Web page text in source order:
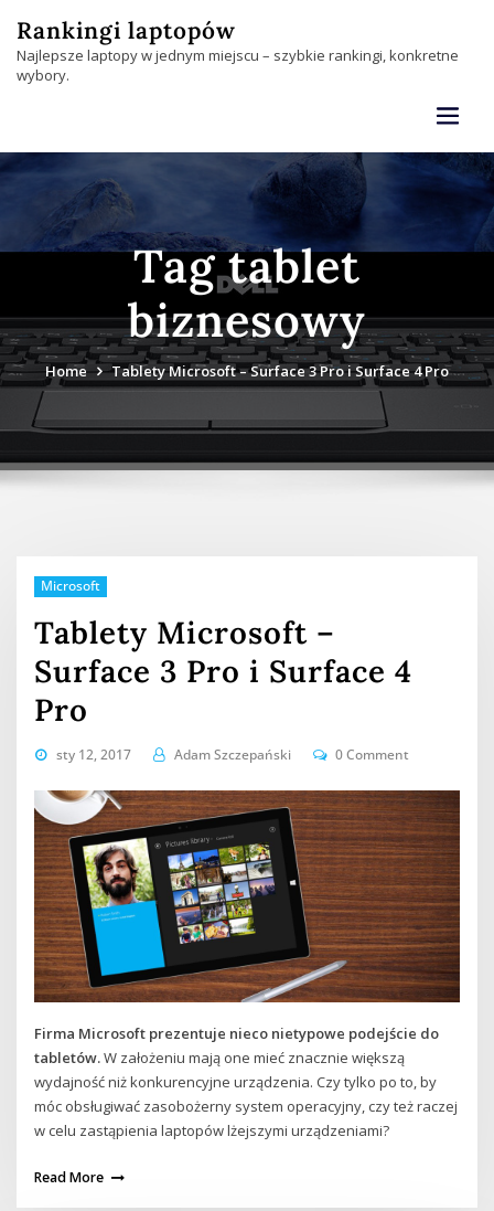
content
Rankingi laptopów
Najlepsze laptopy w jednym miejscu – szybkie rankingi, konkretne
wybory.
Tag tablet
biznesowy
Home Tablety Microsoft – Surface 3 Pro i Surface 4 Pro
Microsoft
Tablety Microsoft –
Surface 3 Pro i Surface 4
Pro
sty 12, 2017 Adam Szczepański 0 Comment
Firma Microsoft prezentuje nieco nietypowe podejście do
tabletów.W założeniu mają one mieć znacznie większą
wydajność niż konkurencyjne urządzenia. Czy tylko po to, by
móc obsługiwać zasobożerny system operacyjny, czy też raczej
w celu zastąpienia laptopów lżejszymi urządzeniami?
Read More